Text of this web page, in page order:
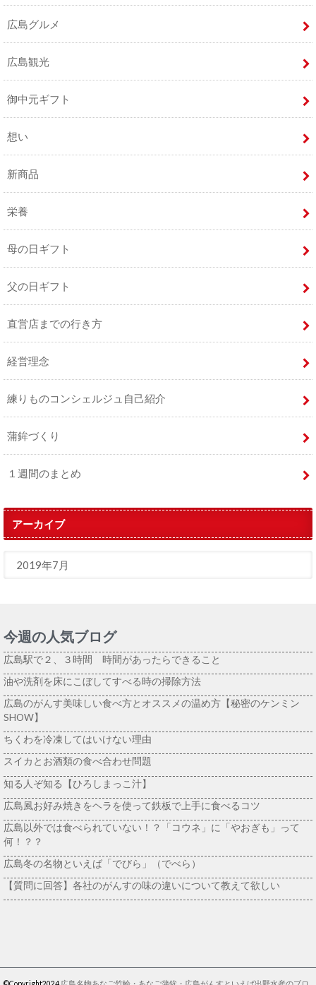
広島グルメ
広島観光
御中元ギフト
想い
新商品
栄養
母の日ギフト
父の日ギフト
直営店までの行き方
経営理念
練りものコンシェルジュ自己紹介
蒲鉾づくり
１週間のまとめ
アーカイブ
今週の人気ブログ
広島駅で２、３時間 時間があったらできること
油や洗剤を床にこぼしてすべる時の掃除方法
広島のがんす美味しい食べ方とオススメの温め方【秘密のケンミン
SHOW】
ちくわを冷凍してはいけない理由
スイカとお酒類の食べ合わせ問題
知る人ぞ知る【ひろしまっこ汁】
広島風お好み焼きをヘラを使って鉄板で上手に食べるコツ
広島以外では食べられていない！？「コウネ」に「やおぎも」って
何！？？
広島冬の名物といえば「でびら」（でべら）
【質問に回答】各社のがんすの味の違いについて教えて欲しい